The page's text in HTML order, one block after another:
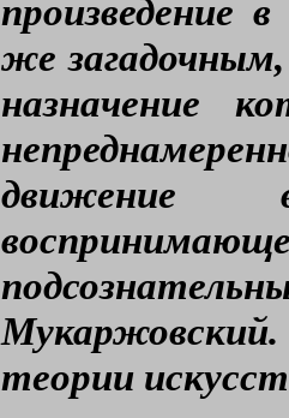
произведение
же загадочным,
назначение
движение
теории